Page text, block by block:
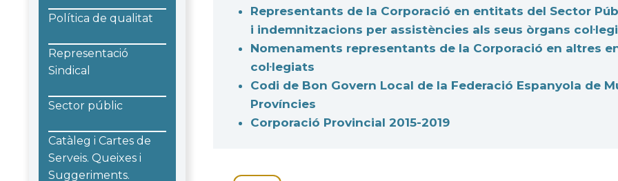
Representants de la Corporació en entitats del Sector
i indemnitzacions per assistències als seus òrgans
Nomenaments representants de la Corporació en altres
col·legiats
Codi de Bon Govern Local de la Federació Espanyola de
Províncies
Corporació Provincial 2015-2019
Política de qualitat
Representació
Sindical
Sector públic
Catàleg i Cartes de
Serveis. Queixes i
Suggeriments.